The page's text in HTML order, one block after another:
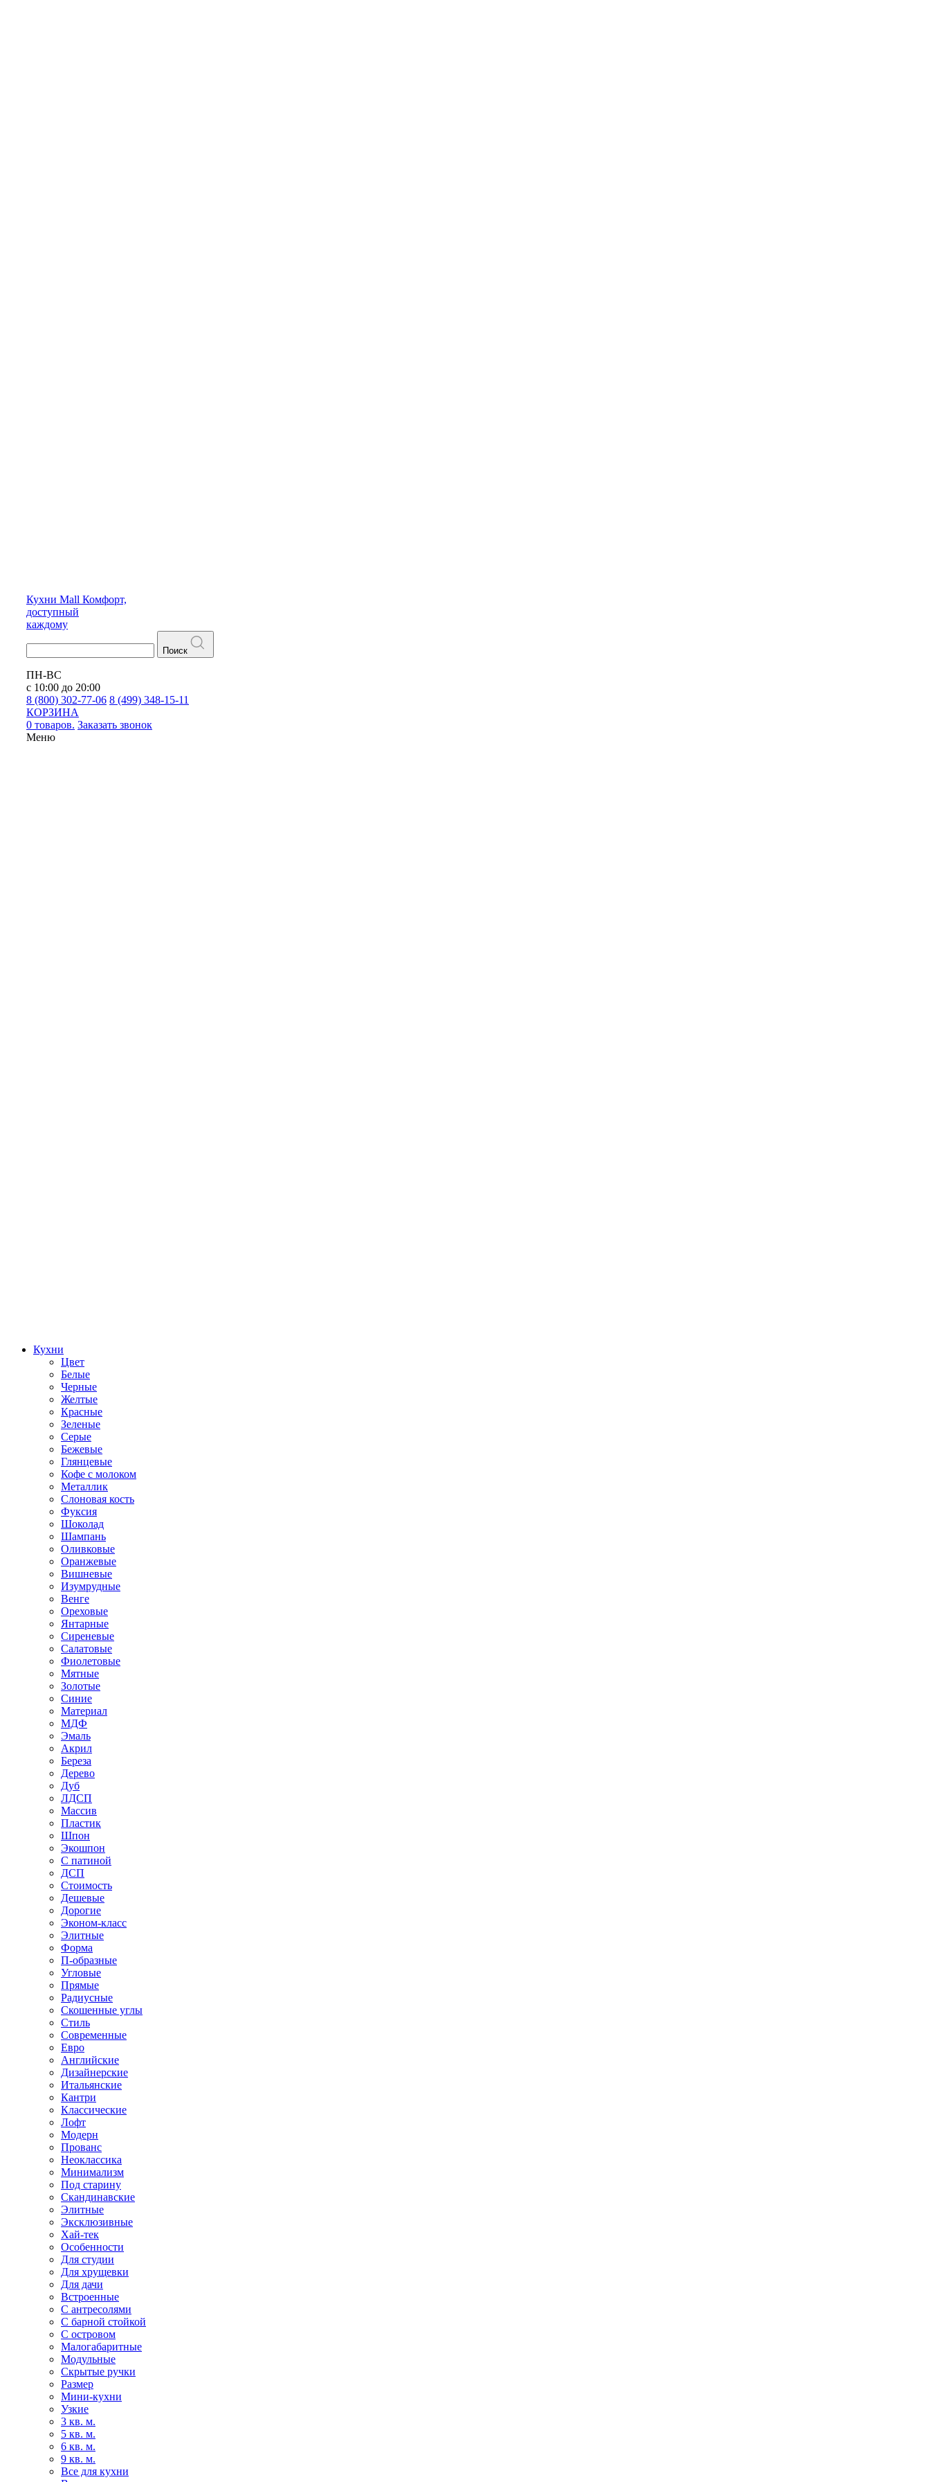
Кухни Mall Комфорт,
доступный
каждому
Поиск
ПН-ВС
с 10:00 до 20:00
8 (800) 302-77-06 8 (499) 348-15-11
КОРЗИНА
0 товаров. Заказать звонок
Меню
Кухни
Цвет
Белые
Черные
Желтые
Красные
Зеленые
Серые
Бежевые
Глянцевые
Кофе с молоком
Металлик
Слоновая кость
Фуксия
Шоколад
Шампань
Оливковые
Оранжевые
Вишневые
Изумрудные
Венге
Ореховые
Янтарные
Сиреневые
Салатовые
Фиолетовые
Мятные
Золотые
Синие
Материал
МДФ
Эмаль
Акрил
Береза
Дерево
Дуб
ЛДСП
Массив
Пластик
Шпон
Экошпон
С патиной
ДСП
Стоимость
Дешевые
Дорогие
Эконом-класс
Элитные
Форма
П-образные
Угловые
Прямые
Радиусные
Скошенные углы
Стиль
Современные
Евро
Английские
Дизайнерские
Итальянские
Кантри
Классические
Лофт
Модерн
Прованс
Неоклассика
Минимализм
Под старину
Скандинавские
Элитные
Эксклюзивные
Хай-тек
Особенности
Для студии
Для хрущевки
Для дачи
Встроенные
С антресолями
С барной стойкой
С островом
Малогабаритные
Модульные
Скрытые ручки
Размер
Мини-кухни
Узкие
3 кв. м.
5 кв. м.
6 кв. м.
9 кв. м.
Все для кухни